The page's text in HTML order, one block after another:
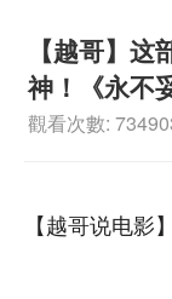
【越哥】
神！《永不
觀看次數:
【越哥说电影】